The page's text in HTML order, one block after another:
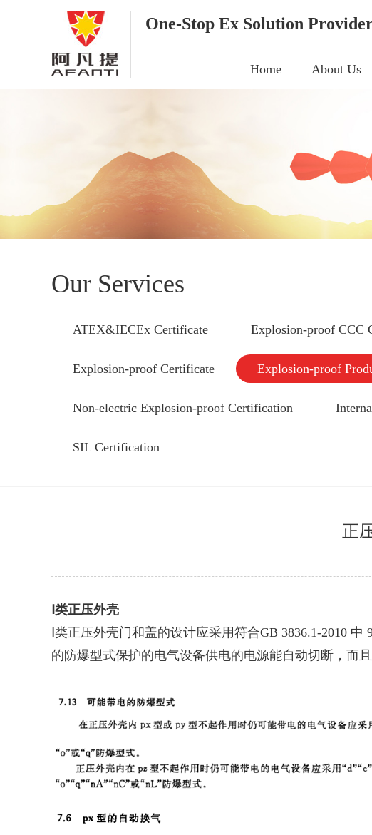
One-Stop Ex Solution
Home About Us
Our Services
ATEX&IECEx Certificate Explosion-proof CCC
Explosion-proof Certificate Explosion-proof
Non-electric Explosion-proof Certification
SIL Certification
正
Ⅰ类正压外壳
Ⅰ类正压外壳门和盖的设计应采用符合GB 3836.1-2010
的防爆型式保护的电气设备供电的电源能自动切断，而